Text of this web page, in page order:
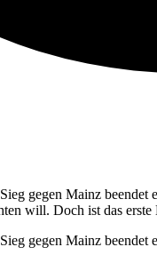
gegen Mainz
will. Doch ist das
gegen Mainz beendet